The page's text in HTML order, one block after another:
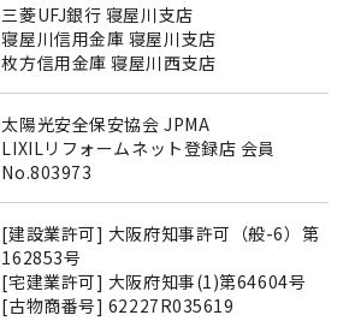
三菱UFJ銀行 寝屋川支店
寝屋川信用金庫 寝屋川支店
枚方信用金庫 寝屋川西支店
太陽光安全保安協会 JPMA
LIXILリフォームネット登録店 会員
No.803973
[建設業許可] 大阪府知事許可（般-6）第
162853号
[宅建業許可] 大阪府知事(1)第64604号
[古物商番号] 62227R035619